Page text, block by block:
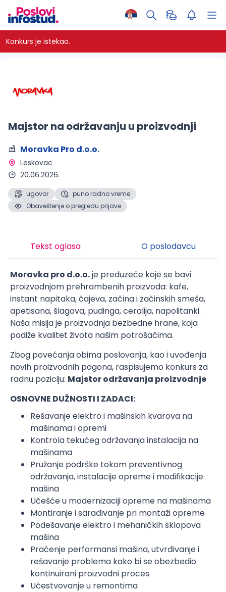
Konkurs je istekao.
Majstor na održavanju u proizvodnji
Moravka Pro d.o.o.
Leskovac
20.06.2026.
ugovor
puno radno vreme
Obaveštenje o pregledu prijave
Tekst oglasa O poslodavcu
Moravka pro d.o.o.je preduzeće koje se bavi
proizvodnjom prehrambenih proizvoda: kafe,
instant napitaka, čajeva, začina i začinskih smeša,
apetisana, šlagova, pudinga, ceralija, napolitanki.
Naša misija je proizvodnja bezbedne hrane, koja
podiže kvalitet života našim potrošačima.
Zbog povećanja obima poslovanja, kao i uvođenja
novih proizvodnih pogona, raspisujemo konkurs za
radnu poziciju: Majstor održavanja proizvodnje
OSNOVNE DUŽNOSTI I ZADACI:
Rešavanje elektro i mašinskih kvarova na
mašinama i opremi
Kontrola tekućeg održavanja instalacija na
mašinama
Pružanje podrške tokom preventivnog
održavanja, instalacije opreme i modifikacije
mašina
Učešće u modernizaciji opreme na mašinama
Montiranje i sarađivanje pri montaži opreme
Podešavanje elektro i mehaničkih sklopova
mašina
Praćenje performansi mašina, utvrđivanje i
rešavanje problema kako bi se obezbedio
kontinuirani proizvodni proces
Učestvovanje u remontima